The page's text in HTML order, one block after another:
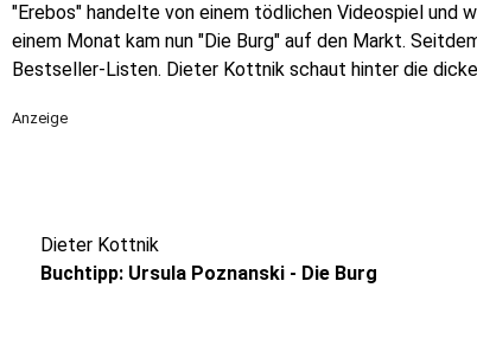
"Erebos" handelte von einem tödlichen Videospiel und
einem Monat kam nun "Die Burg" auf den Markt.
Bestseller-Listen. Dieter Kottnik schaut hinter die
Anzeige
Dieter Kottnik
Buchtipp: Ursula Poznanski - Die Burg